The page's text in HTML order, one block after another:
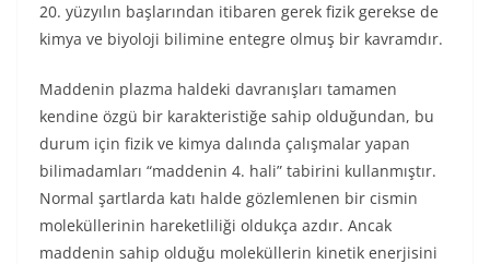
20. yüzyılın başlarından itibaren gerek fizik gerekse de
kimya ve biyoloji bilimine entegre olmuş bir kavramdır.
Maddenin plazma haldeki davranışları tamamen
kendine özgü bir karakteristiğe sahip olduğundan, bu
durum için fizik ve kimya dalında çalışmalar yapan
bilimadamları “maddenin 4. hali” tabirini kullanmıştır.
Normal şartlarda katı halde gözlemlenen bir cismin
moleküllerinin hareketliliği oldukça azdır. Ancak
maddenin sahip olduğu moleküllerin kinetik enerjisini